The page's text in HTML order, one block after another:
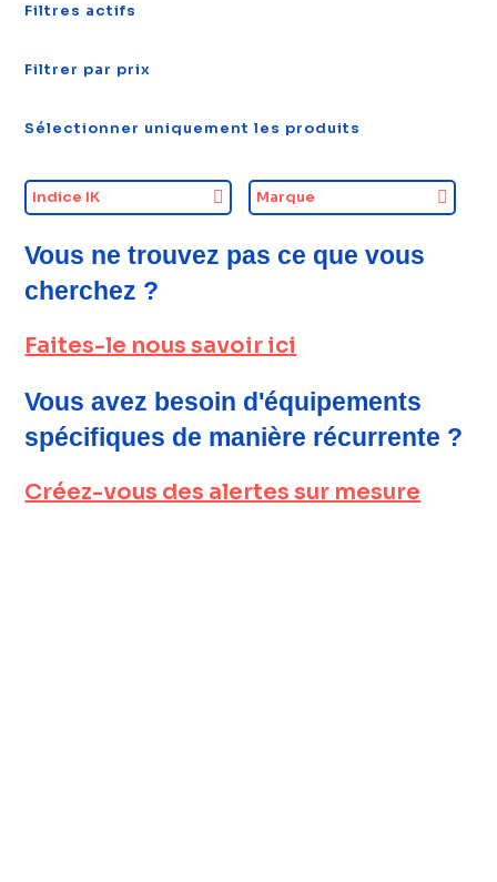
Filtres actifs
Filtrer par prix
Sélectionner uniquement les produits
Indice IK Marque
Vous ne trouvez pas ce que vous
cherchez ?
Faites-le nous savoir ici
Vous avez besoin d'équipements
spécifiques de manière récurrente ?
Créez-vous des alertes sur mesure